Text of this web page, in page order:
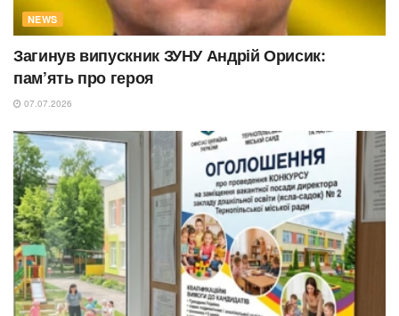
NEWS
Загинув випускник ЗУНУ Андрій Орисик:
пам’ять про героя
07.07.2026